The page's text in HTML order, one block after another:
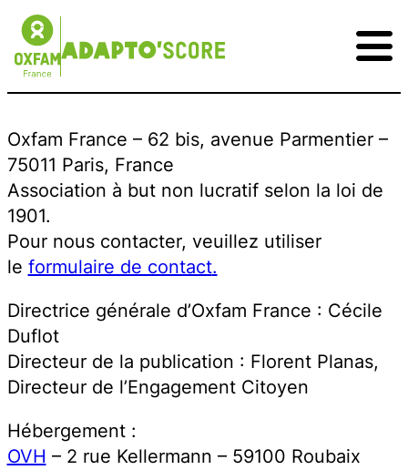
Oxfam France – 62 bis, avenue Parmentier –
75011 Paris, France
Association à but non lucratif selon la loi de
1901.
Pour nous contacter, veuillez utiliser
le formulaire de contact.
Directrice générale d’Oxfam France : Cécile
Duflot
Directeur de la publication : Florent Planas,
Directeur de l’Engagement Citoyen
Hébergement :
OVH – 2 rue Kellermann – 59100 Roubaix
Mon score
Comprendre
Oxfam France